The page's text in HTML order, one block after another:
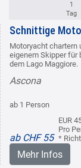
1
Tag
Schnittige
Motoryacht chartern
eigenem Skipper für
dem Lago Maggiore.
Ascona
ab 1 Person
ab CHF 55
EUR
Pro
*
Mehr Infos